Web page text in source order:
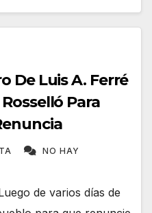
De Luis A. Ferré
Para
NO HAY
de varios días de